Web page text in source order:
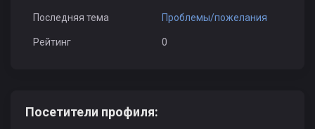
Последняя тема Проблемы/пожелания
Рейтинг 0
Посетители профиля: